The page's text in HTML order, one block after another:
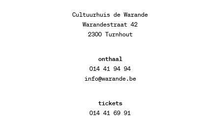
Cultuurhuis de Warande
Warandestraat 42
2300 Turnhout
onthaal
014 41 94 94
info@warande.be
tickets
014 41 69 91